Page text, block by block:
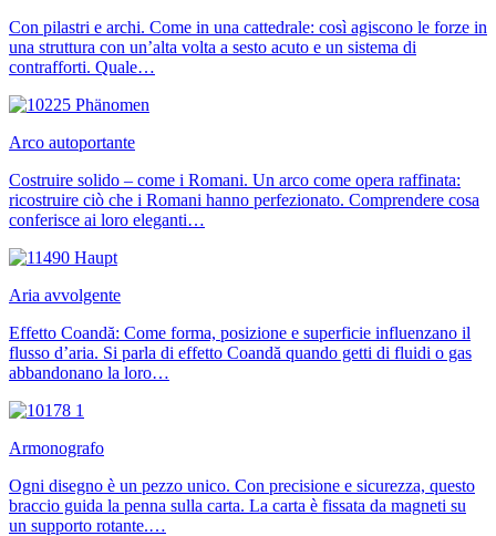
Con pilastri e archi. Come in una cattedrale: così agiscono le forze in
una struttura con un’alta volta a sesto acuto e un sistema di
contrafforti. Quale…
Arco autoportante
Costruire solido – come i Romani. Un arco come opera raffinata:
ricostruire ciò che i Romani hanno perfezionato. Comprendere cosa
conferisce ai loro eleganti…
Aria avvolgente
Effetto Coandă: Come forma, posizione e superficie influenzano il
flusso d’aria. Si parla di effetto Coandă quando getti di fluidi o gas
abbandonano la loro…
Armonografo
Ogni disegno è un pezzo unico. Con precisione e sicurezza, questo
braccio guida la penna sulla carta. La carta è fissata da magneti su
un supporto rotante.…